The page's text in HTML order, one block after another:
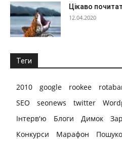
Цікаво
12.04.2020
Теги
2010 google rookee
SEO
seonews twitter
Інтерв'ю
Блоги Димок
Конкурси
Марафон